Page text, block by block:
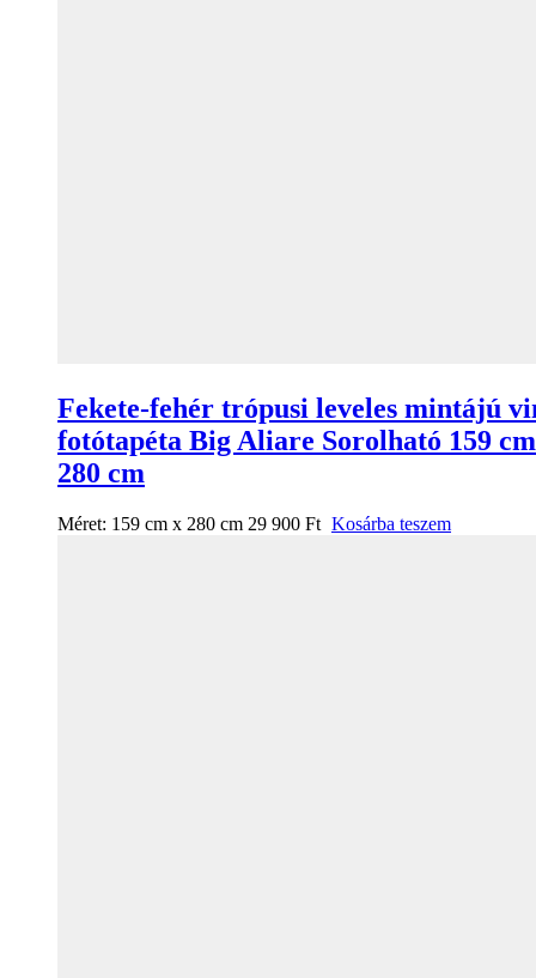
Fekete-fehér trópusi leveles mintájú
fotótapéta Big Aliare Sorolható 159
280 cm
Méret: 159 cm x 280 cm 29 900 Ft Kosárba teszem